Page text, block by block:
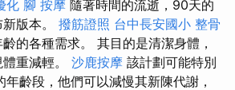
化 腳 按摩 隨著時間的流逝，90天的
版本。 撥筋證照 台中長安國小 整骨
的各種需求。 其目的是清潔身體，
重減輕。 沙鹿按摩 該計劃可能特別
齡段，他們可以減慢其新陳代謝，